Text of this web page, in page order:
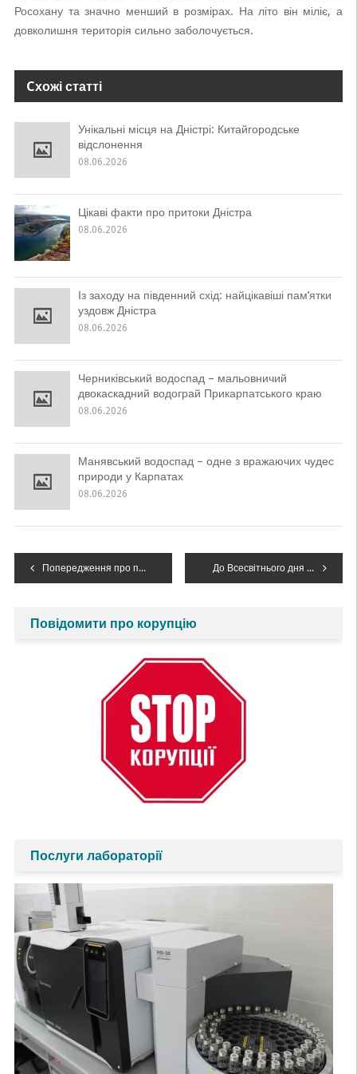
Росохану та значно менший в розмірах. На літо він міліє, а
довколишня територія сильно заболочується.
Cхожі статті
Унікальні місця на Дністрі: Китайгородське
відслонення
08.06.2026
Цікаві факти про притоки Дністра
08.06.2026
Із заходу на південний схід: найцікавіші пам’ятки
уздовж Дністра
08.06.2026
Черниківський водоспад – мальовничий
двокаскадний водограй Прикарпатського краю
08.06.2026
Манявський водоспад – одне з вражаючих чудес
природи у Карпатах
08.06.2026
Навігація
Попередження про підйом рівнів води До Всесвітнього дня води продовжуємо рубрику про водні перлини України і світу: Весілля річок
Повідомити про корупцію
Послуги лабораторії